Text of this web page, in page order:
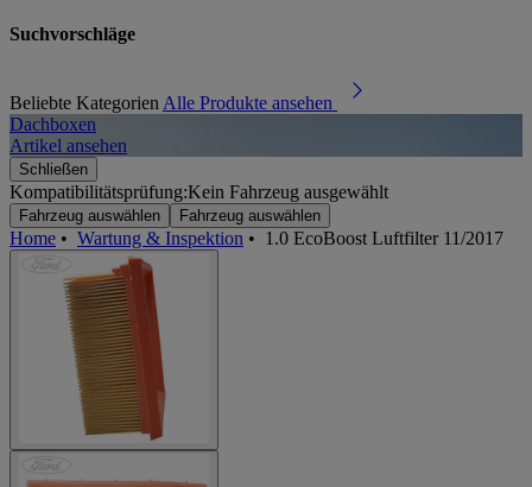
Suchvorschläge
Beliebte Kategorien Alle Produkte ansehen
Dachboxen
Artikel ansehen
Schließen
Kompatibilitätsprüfung:Kein Fahrzeug ausgewählt
Fahrzeug auswählen Fahrzeug auswählen
Home • Wartung & Inspektion • 1.0 EcoBoost Luftfilter 11/2017